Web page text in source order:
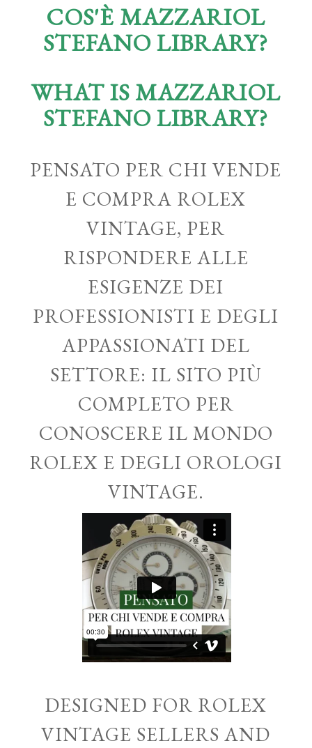
COS'È MAZZARIOL
STEFANO LIBRARY?
WHAT IS MAZZARIOL
STEFANO LIBRARY?
PENSATO PER CHI VENDE
E COMPRA ROLEX
VINTAGE, PER
RISPONDERE ALLE
ESIGENZE DEI
PROFESSIONISTI E DEGLI
APPASSIONATI DEL
SETTORE: IL SITO PIÙ
COMPLETO PER
CONOSCERE IL MONDO
ROLEX E DEGLI OROLOGI
VINTAGE.
DESIGNED FOR ROLEX
VINTAGE SELLERS AND